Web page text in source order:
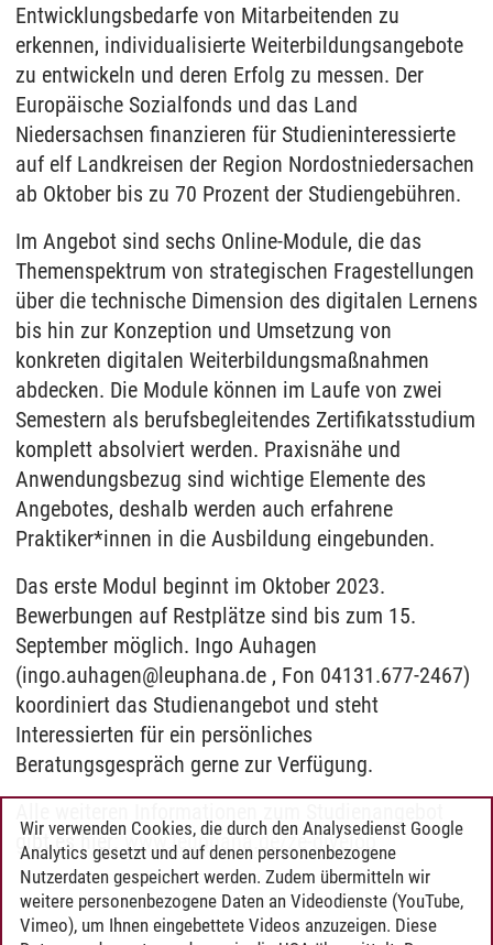
Entwicklungsbedarfe von Mitarbeitenden zu
erkennen, individualisierte Weiterbildungsangebote
zu entwickeln und deren Erfolg zu messen. Der
Europäische Sozialfonds und das Land
Niedersachsen finanzieren für Studieninteressierte
auf elf Landkreisen der Region Nordostniedersachen
ab Oktober bis zu 70 Prozent der Studiengebühren.
Im Angebot sind sechs Online-Module, die das
Themenspektrum von strategischen Fragestellungen
über die technische Dimension des digitalen Lernens
bis hin zur Konzeption und Umsetzung von
konkreten digitalen Weiterbildungsmaßnahmen
abdecken. Die Module können im Laufe von zwei
Semestern als berufsbegleitendes Zertifikatsstudium
komplett absolviert werden. Praxisnähe und
Anwendungsbezug sind wichtige Elemente des
Angebotes, deshalb werden auch erfahrene
Praktiker*innen in die Ausbildung eingebunden.
Das erste Modul beginnt im Oktober 2023.
Bewerbungen auf Restplätze sind bis zum 15.
September möglich. Ingo Auhagen
(ingo.auhagen@leuphana.de , Fon 04131.677-2467)
koordiniert das Studienangebot und steht
Interessierten für ein persönliches
Beratungsgespräch gerne zur Verfügung.
gibt es hier:www.leuphana.de/ze-divelop
Wir verwenden Cookies, die durch den Analysedienst Google
Analytics gesetzt und auf denen personenbezogene
Nutzerdaten gespeichert werden. Zudem übermitteln wir
weitere personenbezogene Daten an Videodienste (YouTube,
Vimeo), um Ihnen eingebettete Videos anzuzeigen. Diese